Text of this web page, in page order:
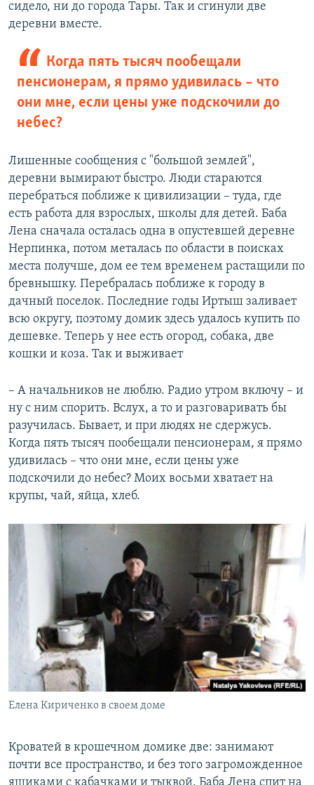
сидело, ни до города Тары. Так и сгинули две
деревни вместе.
Когда пять тысяч пообещали
пенсионерам, я прямо удивилась – что
они мне, если цены уже подскочили до
небес?
Лишенные сообщения с "большой землей",
деревни вымирают быстро. Люди стараются
перебраться поближе к цивилизации – туда, где
есть работа для взрослых, школы для детей. Баба
Лена сначала осталась одна в опустевшей деревне
Нерпинка, потом металась по области в поисках
места получше, дом ее тем временем растащили по
бревнышку. Перебралась поближе к городу в
дачный поселок. Последние годы Иртыш заливает
всю округу, поэтому домик здесь удалось купить по
дешевке. Теперь у нее есть огород, собака, две
кошки и коза. Так и выживает
– А начальников не люблю. Радио утром включу – и
ну с ним спорить. Вслух, а то и разговаривать бы
разучилась. Бывает, и при людях не сдержусь.
Когда пять тысяч пообещали пенсионерам, я прямо
удивилась – что они мне, если цены уже
подскочили до небес? Моих восьми хватает на
крупы, чай, яйца, хлеб.
Елена Кириченко в своем доме
Кроватей в крошечном домике две: занимают
почти все пространство, и без того загроможденное